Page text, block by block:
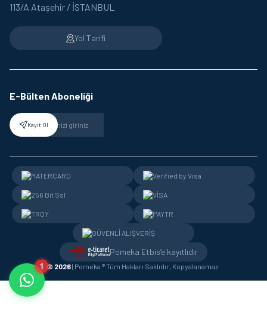
1
113/A Ataşehir / İSTANBUL
Yol Tarifi
E-Bülten Aboneliği
Kayıt Ol
Pomeka Etbis’e kayıtlıdır
© 2026| Pomeka ® Tüm Hakları Saklıdır, Kopyalanamaz.